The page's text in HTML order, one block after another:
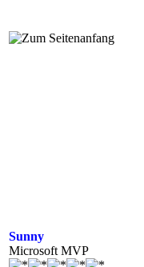
Sunny
Microsoft MVP